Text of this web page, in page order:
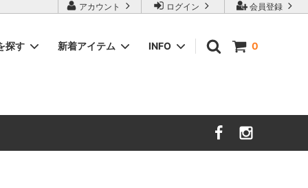
会員登録
ログイン
アカウント
0
探す 新着アイテム INFO